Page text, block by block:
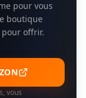
pour vous
boutique
offrir.
vous